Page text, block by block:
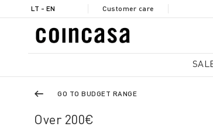
LT - EN Customer care
GO TO BUDGET RANGE
Over 200€